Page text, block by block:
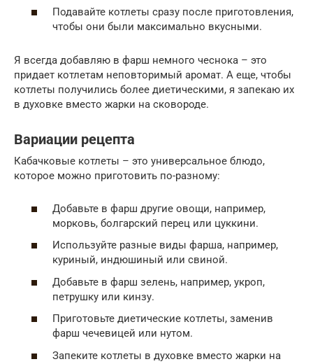
Подавайте котлеты сразу после приготовления,
чтобы они были максимально вкусными.
Я всегда добавляю в фарш немного чеснока – это
придает котлетам неповторимый аромат. А еще, чтобы
котлеты получились более диетическими, я запекаю их
в духовке вместо жарки на сковороде.
Вариации рецепта
Кабачковые котлеты – это универсальное блюдо,
которое можно приготовить по-разному:
Добавьте в фарш другие овощи, например,
морковь, болгарский перец или цуккини.
Используйте разные виды фарша, например,
куриный, индюшиный или свиной.
Добавьте в фарш зелень, например, укроп,
петрушку или кинзу.
Приготовьте диетические котлеты, заменив
фарш чечевицей или нутом.
Запеките котлеты в духовке вместо жарки на